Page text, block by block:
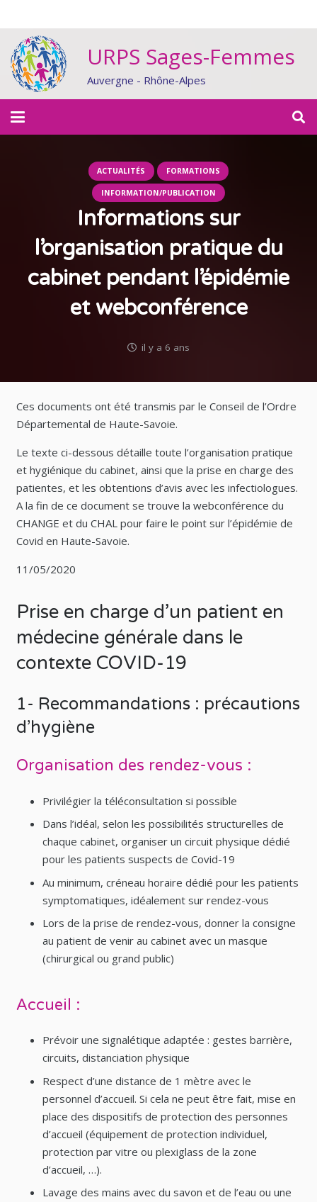
URPS Sages-Femmes
Auvergne - Rhône-Alpes
ACTUALITÉS FORMATIONS
INFORMATION/PUBLICATION
Informations sur
l’organisation pratique du
cabinet pendant l’épidémie
et webconférence
il y a 6 ans
Ces documents ont été transmis par le Conseil de l’Ordre
Départemental de Haute-Savoie.
Le texte ci-dessous détaille toute l’organisation pratique
et hygiénique du cabinet, ainsi que la prise en charge des
patientes, et les obtentions d’avis avec les infectiologues.
A la fin de ce document se trouve la webconférence du
CHANGE et du CHAL pour faire le point sur l’épidémie de
Covid en Haute-Savoie.
11/05/2020
Prise en charge d’un patient en
médecine générale dans le
contexte COVID-19
1- Recommandations : précautions
d’hygiène
Organisation des rendez-vous :
Privilégier la téléconsultation si possible
Dans l’idéal, selon les possibilités structurelles de
chaque cabinet, organiser un circuit physique dédié
pour les patients suspects de Covid-19
Au minimum, créneau horaire dédié pour les patients
symptomatiques, idéalement sur rendez-vous
Lors de la prise de rendez-vous, donner la consigne
au patient de venir au cabinet avec un masque
(chirurgical ou grand public)
Accueil :
Prévoir une signalétique adaptée : gestes barrière,
circuits, distanciation physique
Respect d’une distance de 1 mètre avec le
personnel d’accueil. Si cela ne peut être fait, mise en
place des dispositifs de protection des personnes
d’accueil (équipement de protection individuel,
protection par vitre ou plexiglass de la zone
d’accueil, …).
Lavage des mains avec du savon et de l’eau ou une